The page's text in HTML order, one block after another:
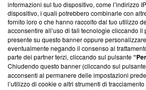
‘Trust Project - News with Integrity’
ancora membro del programma, ma ha
parte; Trust Project non ha ancora
conformità agli standard.
Su di noi
Team editoriale
informazioni sul tuo dispositivo, come l’indirizzo
dispositivo, i quali potrebbero combinarle con
fornito loro o che hanno raccolto dal tuo utilizzo
acconsentire all’uso di tali tecnologie cliccando il
presente su questo banner oppure
eventualmente negando il consenso al
parte dei partner terzi, cliccando sul pulsante
Chiudendo questo banner (cliccando sul pulsante
acconsenti al permanere delle impostazioni
l’utilizzo di cookie o altri strumenti di